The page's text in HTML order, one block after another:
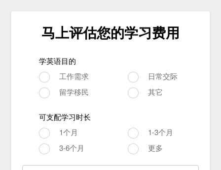
马上评估您的学习费用
学英语目的
工作需求
日常交际
留学移民
其它
可支配学习时长
1个月
1-3个月
3-6个月
更多